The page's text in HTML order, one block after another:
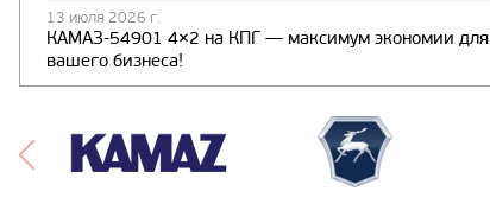
13 июля 2026 г.
КАМАЗ-54901 4×2 на КПГ — максимум экономии для
вашего бизнеса!